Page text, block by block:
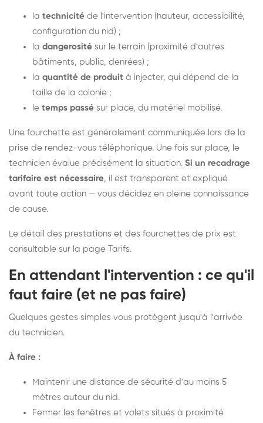
la technicité de l'intervention (hauteur, accessibilité,
configuration du nid) ;
la dangerosité sur le terrain (proximité d'autres
bâtiments, public, denrées) ;
la quantité de produit à injecter, qui dépend de la
taille de la colonie ;
le temps passé sur place, du matériel mobilisé.
Une fourchette est généralement communiquée lors de la
prise de rendez-vous téléphonique. Une fois sur place, le
technicien évalue précisément la situation. Si un recadrage
tarifaire est nécessaire, il est transparent et expliqué
avant toute action — vous décidez en pleine connaissance
de cause.
Le détail des prestations et des fourchettes de prix est
consultable sur la page Tarifs.
En attendant l'intervention : ce qu'il
faut faire (et ne pas faire)
Quelques gestes simples vous protègent jusqu'à l'arrivée
du technicien.
À faire :
Maintenir une distance de sécurité d'au moins 5
mètres autour du nid.
Fermer les fenêtres et volets situés à proximité